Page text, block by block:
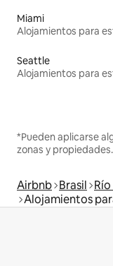
Miami
Seattle
*Pueden aplicarse
zonas y propiedades.
Airbnb Brasil
Alojamientos